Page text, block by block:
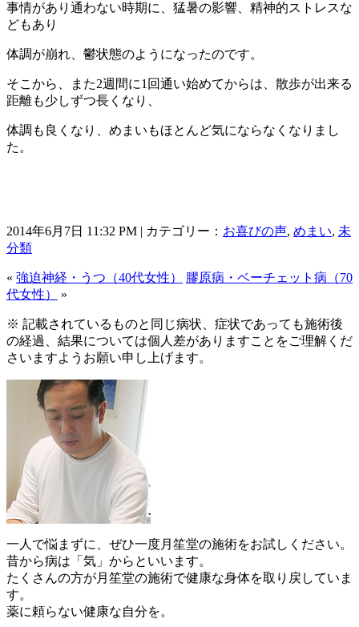
事情があり通わない時期に、猛暑の影響、精神的ストレスな
どもあり
体調が崩れ、鬱状態のようになったのです。
そこから、また2週間に1回通い始めてからは、散歩が出来る
距離も少しずつ長くなり、
体調も良くなり、めまいもほとんど気にならなくなりまし
た。
2014年6月7日 11:32 PM | カテゴリー： お喜びの声, めまい, 未
分類
« 強迫神経・うつ（40代女性）
膠原病・ベーチェット病（70
代女性）
»
※ 記載されているものと同じ病状、症状であっても施術後
の経過、結果については個人差がありますことをご理解くだ
さいますようお願い申し上げます。
一人で悩まずに、ぜひ一度月笙堂の施術をお試しください。
昔から病は「気」からといいます。
たくさんの方が月笙堂の施術で健康な身体を取り戻していま
す。
薬に頼らない健康な自分を。